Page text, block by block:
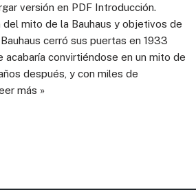
versión en PDF Introducción.
mito de la Bauhaus y objetivos de
cerró sus puertas en 1933
acabaría convirtiéndose en un mito de
después, y con miles de
más »